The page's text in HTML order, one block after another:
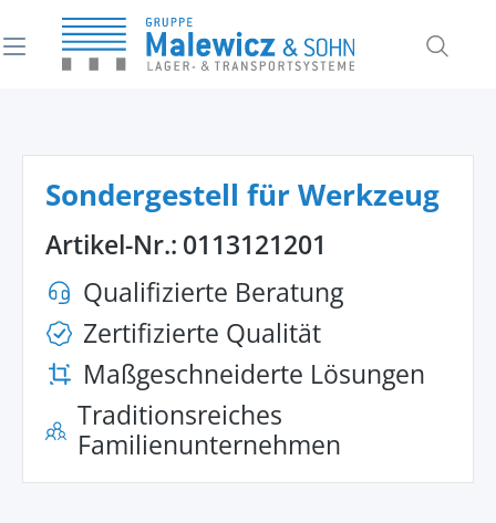
springen
Sondergestell für Werkzeug
Artikel-Nr.: 0113121201
Qualifizierte Beratung
Zertifizierte Qualität
Maßgeschneiderte Lösungen
Traditionsreiches
Familienunternehmen